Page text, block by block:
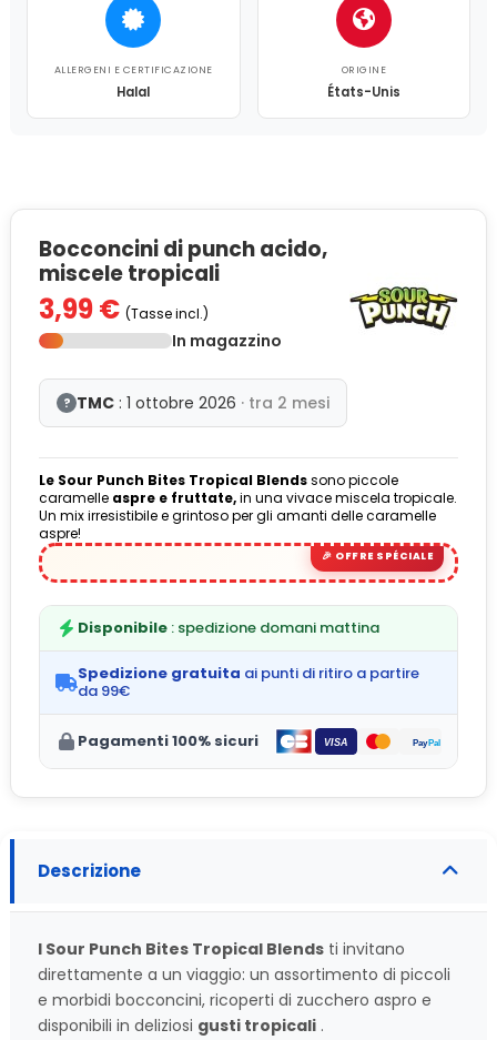
ALLERGENI E CERTIFICAZIONE
Halal
ORIGINE
États-Unis
Bocconcini di punch acido,
miscele tropicali
3,99 € (Tasse incl.)
In magazzino
? TMC : 1 ottobre 2026 · tra 2 mesi
Le Sour Punch Bites Tropical Blendssono piccole
caramelle aspre e fruttate,in una vivace miscela tropicale.
Un mix irresistibile e grintoso per gli amanti delle caramelle
aspre!
Disponibile : spedizione domani mattina
Spedizione gratuita ai punti di ritiro a partire
da 99€
Pagamenti 100% sicuri
Descrizione
I Sour Punch Bites Tropical Blends ti invitano
direttamente a un viaggio: un assortimento di piccoli
e morbidi bocconcini, ricoperti di zucchero aspro e
disponibili in deliziosi gusti tropicali .